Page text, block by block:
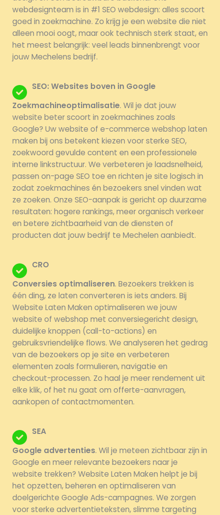
webdesignteam is in #1 SEO webdesign: alles scoort
goed in zoekmachine. Zo krijg je een website die niet
alleen mooi oogt, maar ook technisch sterk staat, en
het meest belangrijk: veel leads binnenbrengt voor
jouw Mechelens bedrijf.
SEO: Websites boven in Google
Zoekmachineoptimalisatie. Wil je dat jouw
website beter scoort in zoekmachines zoals
Google? Uw website of e-commerce webshop laten
maken bij ons betekent kiezen voor sterke SEO,
zoekwoord gevulde content en een professionele
interne linkstructuur. We verbeteren je laadsnelheid,
passen on-page SEO toe en richten je site logisch in
zodat zoekmachines én bezoekers snel vinden wat
ze zoeken. Onze SEO-aanpak is gericht op duurzame
resultaten: hogere rankings, meer organisch verkeer
en betere zichtbaarheid van de diensten of
producten dat jouw bedrijf te Mechelen aanbiedt.
CRO
Conversies optimaliseren. Bezoekers trekken is
één ding, ze laten converteren is iets anders. Bij
Website Laten Maken optimaliseren we jouw
website of webshop met conversiegericht design,
duidelijke knoppen (call-to-actions) en
gebruiksvriendelijke flows. We analyseren het gedrag
van de bezoekers op je site en verbeteren
elementen zoals formulieren, navigatie en
checkout-processen. Zo haal je meer rendement uit
elke klik, of het nu gaat om offerte-aanvragen,
aankopen of contactmomenten.
SEA
Google advertenties. Wil je meteen zichtbaar zijn in
Google en meer relevante bezoekers naar je
website trekken? Website Laten Maken helpt je bij
het opzetten, beheren en optimaliseren van
doelgerichte Google Ads-campagnes. We zorgen
voor sterke advertentieteksten, slimme targeting